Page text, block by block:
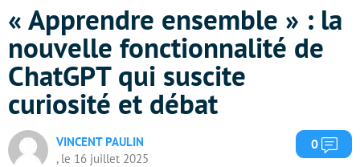
« Apprendre ensemble » : la
nouvelle fonctionnalité de
ChatGPT qui suscite
curiosité et débat
VINCENT PAULIN
, le 16 juillet 2025
0